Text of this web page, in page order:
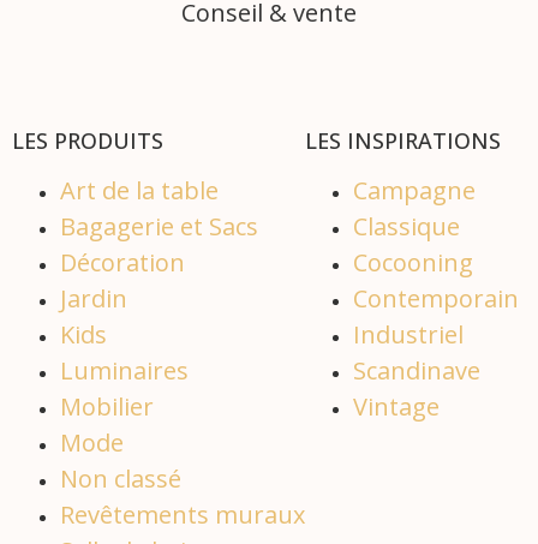
Conseil & vente
LES PRODUITS
Art de la table
Bagagerie et Sacs
Décoration
Jardin
Kids
Luminaires
Mobilier
Mode
Non classé
Revêtements muraux
LES INSPIRATIONS
Campagne
Classique
Cocooning
Contemporain
Industriel
Scandinave
Vintage